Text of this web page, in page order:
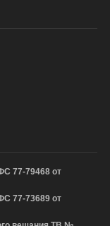
77-79468 от
77-73689 от